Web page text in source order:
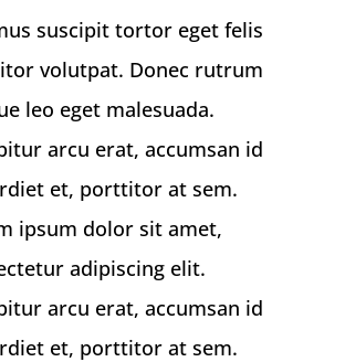
suscipit tortor eget felis
volutpat. Donec rutrum
leo eget malesuada.
arcu erat, accumsan id
et, porttitor at sem.
ipsum dolor sit amet,
adipiscing elit.
arcu erat, accumsan id
et, porttitor at sem.